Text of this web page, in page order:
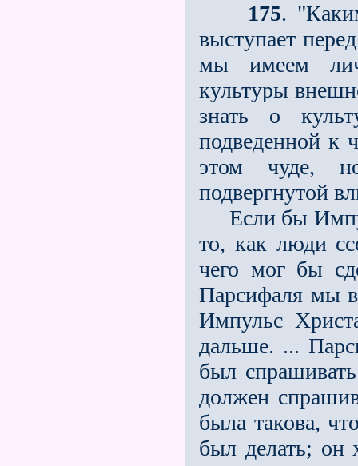
175.
выступает
мы имеем
культуры
знать о
подведенной к
этом чуде,
подвергнутой
Если бы
то, как люди
чего мог бы
Парсифаля мы
Импульс
дальше. ...
был
должен
была такова,
был делать; он